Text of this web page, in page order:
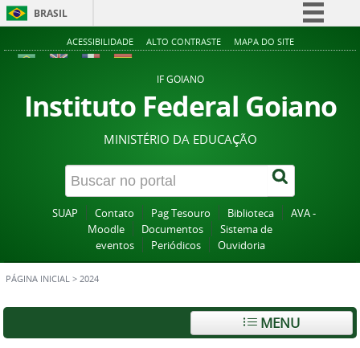
BRASIL
Simplifique!
Acesso à informação
Legislação
Canais
ACESSIBILIDADE ALTO CONTRASTE MAPA DO SITE
IF GOIANO
Instituto Federal Goiano
MINISTÉRIO DA EDUCAÇÃO
SUAP Contato Pag Tesouro Biblioteca
AVA -
Moodle
Documentos
Sistema de
eventos
Periódicos Ouvidoria
PÁGINA INICIAL > 2024
MENU